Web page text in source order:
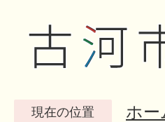
現在の位置 ホー